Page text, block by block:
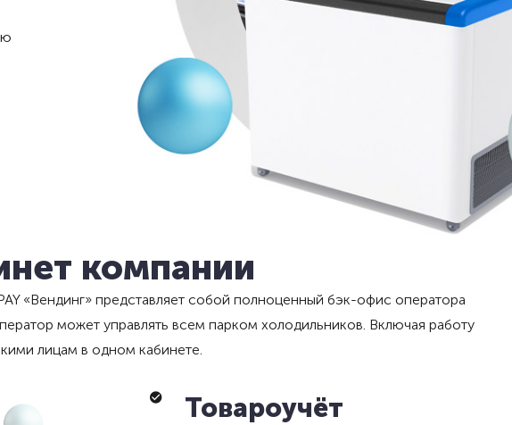
компании
«Вендинг» представляет собой полноценный бэк-офис оператора
может управлять всем парком холодильников. Включая работу
лицам в одном кабинете.
Товароучёт